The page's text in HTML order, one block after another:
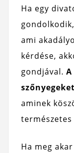
Ha egy
ami
kérdése,
gondjával.
aminek
Ha meg